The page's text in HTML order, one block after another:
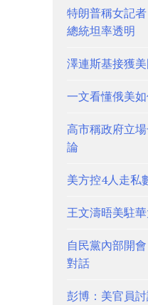
特朗普稱女記
總統坦率透明
澤連斯基接獲
一文看懂俄美
高市稱政府立
論
美方控4人走私
王文濤晤美駐
自民黨內部開
對話
彭博：美官員